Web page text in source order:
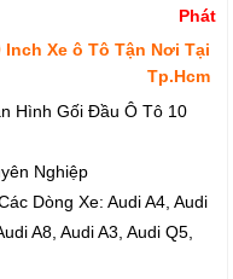
Phát
Xe ô Tô Tận Nơi Tại
Tp.Hcm
Hình Gối Đầu Ô Tô 10
Nghiệp
Xe: Audi A4, Audi
A8, Audi A3, Audi Q5,